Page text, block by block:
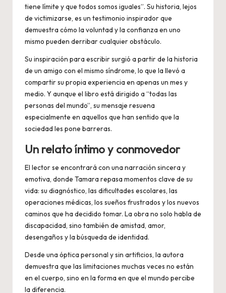
tiene límite y que todos somos iguales”. Su historia, lejos
de victimizarse, es un testimonio inspirador que
demuestra cómo la voluntad y la confianza en uno
mismo pueden derribar cualquier obstáculo.
Su inspiración para escribir surgió a partir de la historia
de un amigo con el mismo síndrome, lo que la llevó a
compartir su propia experiencia en apenas un mes y
medio. Y aunque el libro está dirigido a “todas las
personas del mundo”, su mensaje resuena
especialmente en aquellos que han sentido que la
sociedad les pone barreras.
Un relato íntimo y conmovedor
El lector se encontrará con una narración sincera y
emotiva, donde Tamara repasa momentos clave de su
vida: su diagnóstico, las dificultades escolares, las
operaciones médicas, los sueños frustrados y los nuevos
caminos que ha decidido tomar. La obra no solo habla de
discapacidad, sino también de amistad, amor,
desengaños y la búsqueda de identidad.
Desde una óptica personal y sin artificios, la autora
demuestra que las limitaciones muchas veces no están
en el cuerpo, sino en la forma en que el mundo percibe
la diferencia.